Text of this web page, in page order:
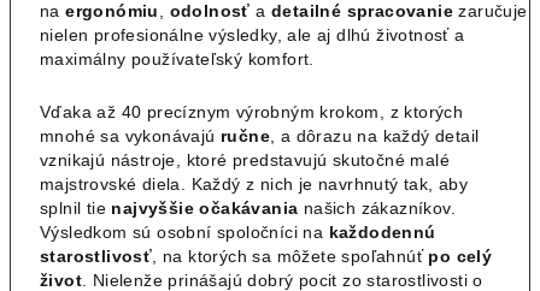
na ergonómiu odolnosť a detailné spracovanie zaručuje
nielen profesionálne výsledky, ale aj dlhú životnosť a
maximálny používateľský komfort.
Vďaka až 40 precíznym výrobným krokom, z ktorých
mnohé sa vykonávajú ručne , a dôrazu na každý detail
vznikajú nástroje, ktoré predstavujú skutočné malé
majstrovské diela. Každý z nich je navrhnutý tak, aby
splnil tie najvyššie očakávania našich zákazníkov.
Výsledkom sú osobní spoločníci na každodennú
starostlivosť , na ktorých sa môžete spoľahnúť po celý
život . Nielenže prinášajú dobrý pocit zo starostlivosti o